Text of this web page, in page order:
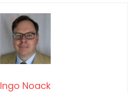
Ingo Noack